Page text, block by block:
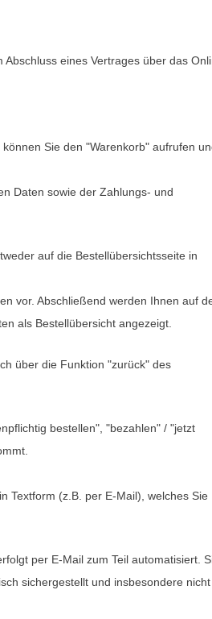
eines Vertrages über das
Sie den "Warenkorb" aufrufen
Daten sowie der Zahlungs- und
auf die Bestellübersichtsseite in
vor. Abschließend werden Ihnen auf
als Bestellübersicht angezeigt.
über die Funktion "zurück" des
bestellen", "bezahlen" / "jetzt
Textform (z.B. per E-Mail), welches Sie
per E-Mail zum Teil automatisiert.
sichergestellt und insbesondere